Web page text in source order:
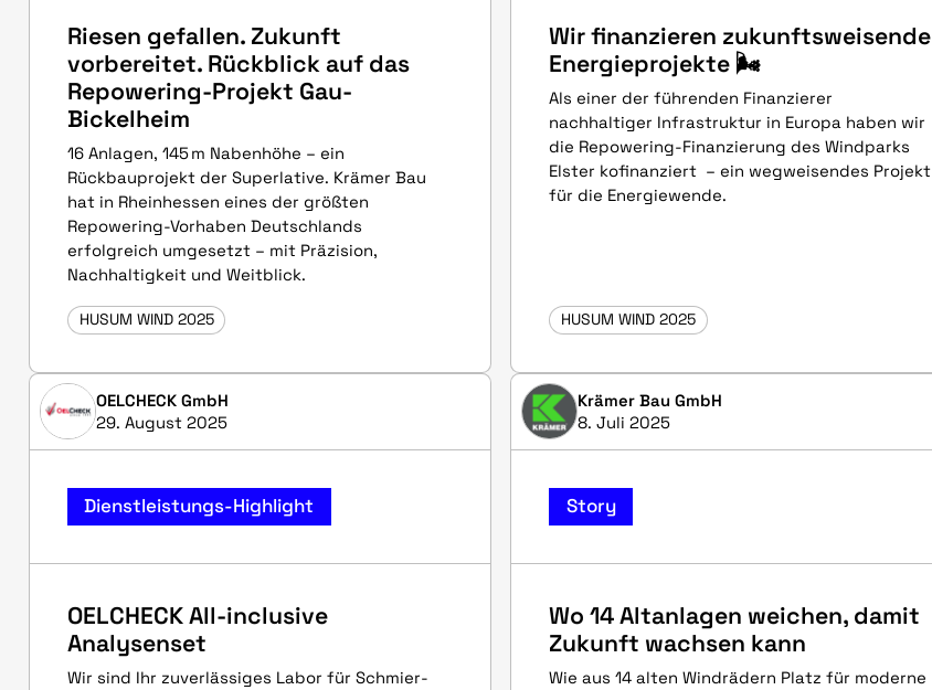
Riesen gefallen. Zukunft
vorbereitet. Rückblick auf das
Repowering-Projekt Gau-
Bickelheim
16 Anlagen, 145 m Nabenhöhe – ein
Rückbauprojekt der Superlative. Krämer Bau
hat in Rheinhessen eines der größten
Repowering-Vorhaben Deutschlands
erfolgreich umgesetzt – mit Präzision,
Nachhaltigkeit und Weitblick.
HUSUM WIND 2025
Wir finanzieren zukunftsweisende
Energieprojekte 🌬️
Als einer der führenden Finanzierer
nachhaltiger Infrastruktur in Europa haben wir
die Repowering-Finanzierung des Windparks
Elster kofinanziert – ein wegweisendes Projekt
für die Energiewende.
HUSUM WIND 2025
OELCHECK GmbH
29. August 2025
Dienstleistungs-Highlight
OELCHECK All-inclusive
Analysenset
Wir sind Ihr zuverlässiges Labor für Schmier-
Krämer Bau GmbH
8. Juli 2025
Story
Wo 14 Altanlagen weichen, damit
Zukunft wachsen kann
Wie aus 14 alten Windrädern Platz für moderne